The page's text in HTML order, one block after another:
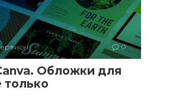
0
Обложки для
только